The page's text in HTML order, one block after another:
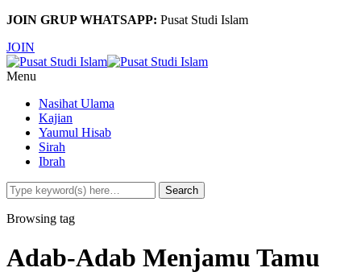
JOIN GRUP WHATSAPP: Pusat Studi Islam
JOIN
Menu
Nasihat Ulama
Kajian
Yaumul Hisab
Sirah
Ibrah
Browsing tag
Adab-Adab Menjamu Tamu